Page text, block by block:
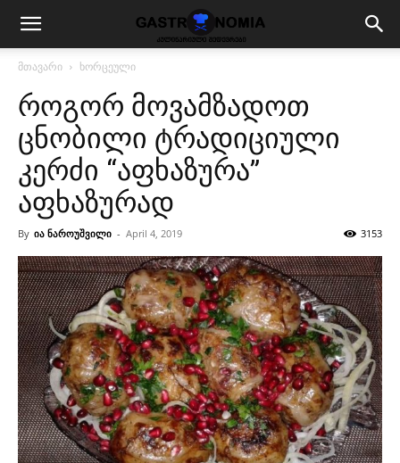
მთავარი ხორცეული
როგორ მოვამზადოთ
ცნობილი ტრადიციული
კერძი “აფხაზურა”
აფხაზურად
By ია ნაროუშვილი - April 4, 2019 3153